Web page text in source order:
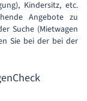
Kindersitz, etc.
Angebote zu
Suche (Mietwagen
Sie bei der bei der